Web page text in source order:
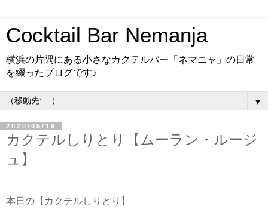
Cocktail Bar Nemanja
横浜の片隅にある小さなカクテルバー「ネマニャ」の日常
を綴ったブログです♪
▼
2020/05/19
カクテルしりとり【ムーラン・ルージ
ュ】
本日の【カクテルしりとり】